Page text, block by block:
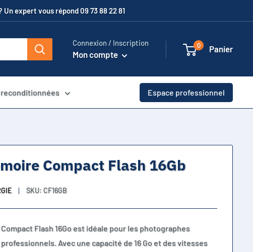
expert vous répond 09 73 88 22 81
Connexion / Inscription
Mon compte
0 Panier
Espace professionnel
Compact Flash 16Gb
SKU: CF16GB
Flash 16Go est idéale pour les photographes
Avec une capacité de 16 Go et des vitesses